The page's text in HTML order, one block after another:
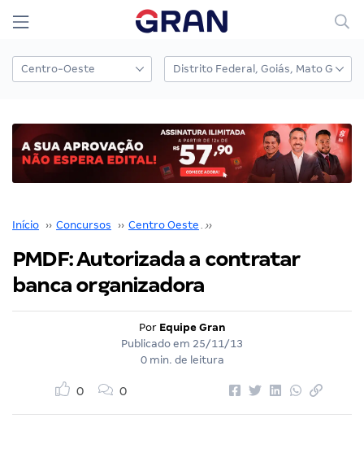
Início ›› Concursos ›› Centro Oeste ››
PMDF: Autorizada a contratar
banca organizadora
Por Equipe Gran
Publicado em 25/11/13
0 min. de leitura
0 0